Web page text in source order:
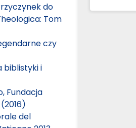
do
Tom
czy
biblistyki i
Fundacja
del